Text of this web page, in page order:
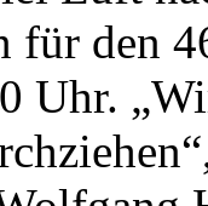
für den
Uhr.